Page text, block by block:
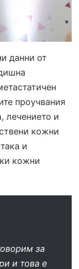
данни от
проучвания
лечението и
кожни
и
кожни
за
и това е